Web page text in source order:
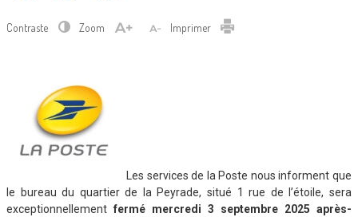
Contraste Zoom Imprimer
Les services de la Poste nous informent que
le bureau du quartier de la Peyrade, situé 1 rue de l’étoile, sera
exceptionnellement fermé mercredi 3 septembre 2025 après-